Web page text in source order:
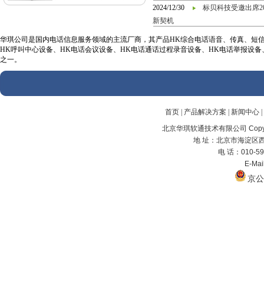
2024/12/30
标贝科技受邀出席
新契机
华琪公司是国内电话信息服务领域的主流厂商，其产品HK综合电话语音、传真、
HK呼叫中心设备、HK电话会议设备、HK电话通话过程录音设备、HK电话举报设
之一。
首页 产品解决方案 新闻中心
北京华琪软通技术有限公司
地 址：北京市海淀区
电 话：010-
E-
京